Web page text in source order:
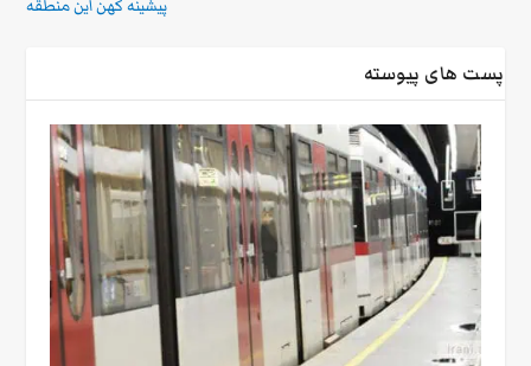
پیشینه کهن این منطقه
پست های پیوسته